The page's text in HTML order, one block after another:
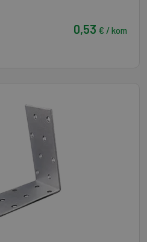
0,53 € / kom